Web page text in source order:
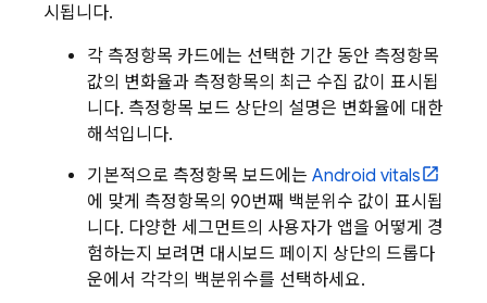
시됩니다.
각 측정항목 카드에는 선택한 기간 동안 측정항목
값의 변화율과 측정항목의 최근 수집 값이 표시됩
니다. 측정항목 보드 상단의 설명은 변화율에 대한
해석입니다.
기본적으로 측정항목 보드에는 Android vitals
에 맞게 측정항목의 90번째 백분위수 값이 표시됩
니다. 다양한 세그먼트의 사용자가 앱을 어떻게 경
험하는지 보려면 대시보드 페이지 상단의 드롭다
운에서 각각의 백분위수를 선택하세요.